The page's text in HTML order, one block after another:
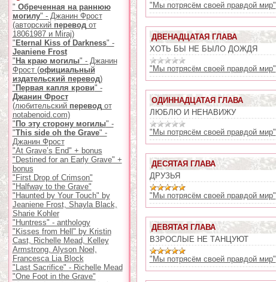
" Обреченная на раннюю
могилу" - Джанин Фрост
(авторский переводот
18061987 и Miraj)
" Eternal Kiss of Darkness" -
Jeaniene Frost
" На краю могилы" - Джанин
Фрост (официальный
издательский перевод)
" Первая капля крови" -
Джанин Фрост
(любительский переводот
notabenoid.com)
" По эту сторону могилы" -
"This side oh the Grave" -
Джанин Фрост
"At Grave’s End" + bonus
"Destined for an Early Grave" +
bonus
"First Drop of Crimson"
"Halfway to the Grave"
"Haunted by Your Touch" by
Jeaniene Frost, Shayla Black,
Sharie Kohler
"Huntress" - anthology
"Kisses from Hell" by Kristin
Cast, Richelle Mead, Kelley
Armstrong, Alyson Noel,
Francesca Lia Block
"Last Sacrifice" - Richelle Mead
"One Foot in the Grave"
"Мы потрясём своей правдой мир"
ДВЕНАДЦАТАЯ ГЛАВА
ХОТЬ БЫ НЕ БЫЛО ДОЖДЯ
"Мы потрясём своей правдой мир"
ОДИННАДЦАТАЯ ГЛАВА
ЛЮБЛЮ И НЕНАВИЖУ
"Мы потрясём своей правдой мир"
ДЕСЯТАЯ ГЛАВА
ДРУЗЬЯ
"Мы потрясём своей правдой мир"
ДЕВЯТАЯ ГЛАВА
ВЗРОСЛЫЕ НЕ ТАНЦУЮТ
"Мы потрясём своей правдой мир"